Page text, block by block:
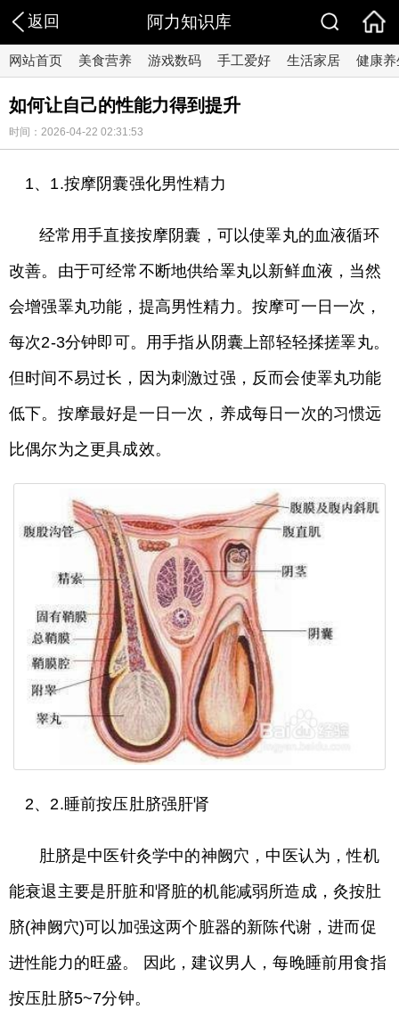
返回 阿力知识库
网站首页 美食营养 游戏数码 手工爱好 生活家居 健康养
如何让自己的性能力得到提升
时间：2026-04-22 02:31:53
1、1.按摩阴囊强化男性精力
经常用手直接按摩阴囊，可以使睪丸的血液循环
改善。由于可经常不断地供给睪丸以新鲜血液，当然
会增强睪丸功能，提高男性精力。按摩可一日一次，
每次2-3分钟即可。用手指从阴囊上部轻轻揉搓睪丸。
但时间不易过长，因为刺激过强，反而会使睪丸功能
低下。按摩最好是一日一次，养成每日一次的习惯远
比偶尔为之更具成效。
2、2.睡前按压肚脐强肝肾
肚脐是中医针灸学中的神阙穴，中医认为，性机
能衰退主要是肝脏和肾脏的机能减弱所造成，灸按肚
脐(神阙穴)可以加强这两个脏器的新陈代谢，进而促
进性能力的旺盛。 因此，建议男人，每晚睡前用食指
按压肚脐5~7分钟。